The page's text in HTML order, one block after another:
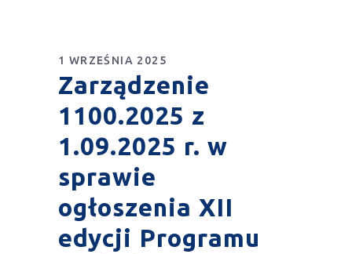
1 WRZEŚNIA 2025
Zarządzenie
1100.2025 z
1.09.2025 r. w
sprawie
ogłoszenia XII
edycji Programu